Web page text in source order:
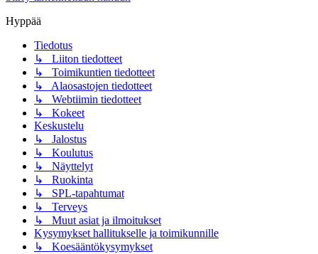
Hyppää
Tiedotus
↳ Liiton tiedotteet
↳ Toimikuntien tiedotteet
↳ Alaosastojen tiedotteet
↳ Webtiimin tiedotteet
↳ Kokeet
Keskustelu
↳ Jalostus
↳ Koulutus
↳ Näyttelyt
↳ Ruokinta
↳ SPL-tapahtumat
↳ Terveys
↳ Muut asiat ja ilmoitukset
Kysymykset hallitukselle ja toimikunnille
↳ Koesääntökysymykset